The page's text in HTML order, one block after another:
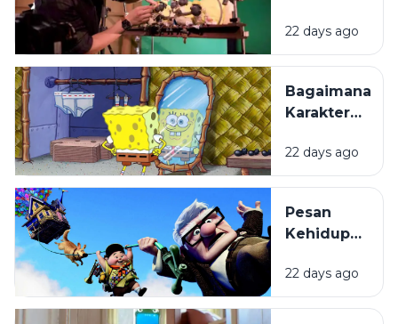
Lebar:
Bagaimana
Animasi
Diproduksi?
22 days ago
Bagaimana
Karakter
Dibuat
hingga
Mudah
Diingat?
22 days ago
Pesan
Kehidupan
Film
Animasi
22 days ago